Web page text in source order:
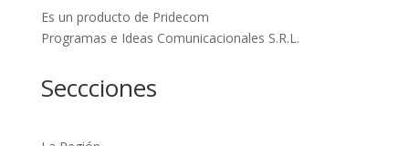
Es un producto de Pridecom
Programas e Ideas Comunicacionales S.R.L.
Seccciones